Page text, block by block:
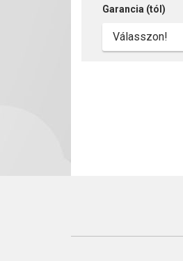
Garancia (tól)